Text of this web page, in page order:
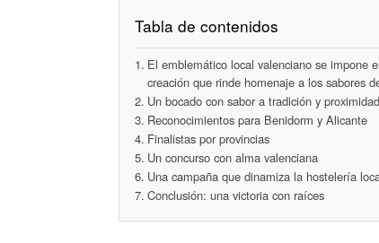
Tabla de contenidos
El emblemático local valenciano se impone
creación que rinde homenaje a los sabores
Un bocado con sabor a tradición y proximidad
Reconocimientos para Benidorm y Alicante
Finalistas por provincias
Un concurso con alma valenciana
Una campaña que dinamiza la hostelería
Conclusión: una victoria con raíces